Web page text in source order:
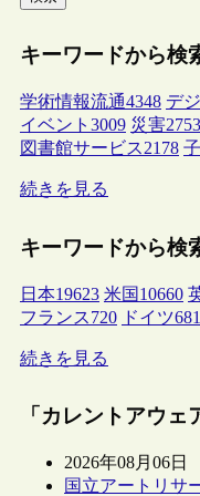
キーワードから検
学術情報流通4348 デ
イベント 3009 災害2753
図書館サービス2178
続きを見る
キーワードから検
日本19623 米国 10660
フランス720 ドイツ681
続きを見る
「カレントアウ
2026年08月06日
国立アートリサ